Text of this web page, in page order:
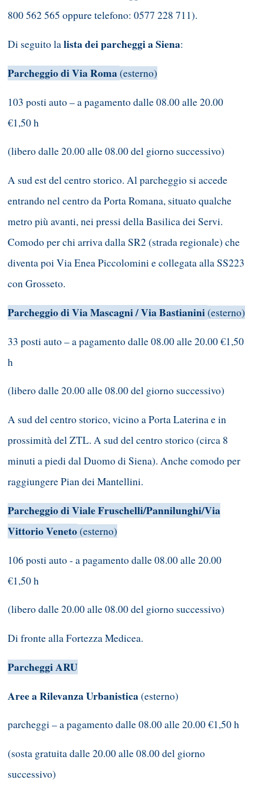
800 562 565 oppure telefono: 0577 228 711).
Di seguito lalista dei parcheggi a Siena:
Parcheggio di Via Roma (esterno)
103 posti auto – a pagamento dalle 08.00 alle 20.00
€1,50 h
(libero dalle 20.00 alle 08.00 del giorno successivo)
A sud est del centro storico. Al parcheggio si accede
entrando nel centro da Porta Romana, situato qualche
metro più avanti, nei pressi della Basilica dei Servi.
Comodo per chi arriva dalla SR2 (strada regionale) che
diventa poi Via Enea Piccolomini e collegata alla SS223
con Grosseto.
Parcheggio di Via Mascagni / Via Bastianini(esterno)
33 posti auto – a pagamento dalle 08.00 alle 20.00 €1,50
h
(libero dalle 20.00 alle 08.00 del giorno successivo)
A sud del centro storico, vicino a Porta Laterina e in
prossimità del ZTL. A sud del centro storico (circa 8
minuti a piedi dal Duomo di Siena). Anche comodo per
raggiungere Pian dei Mantellini.
Parcheggio di Viale Fruschelli/Pannilunghi/Via
Vittorio Veneto(esterno)
106 posti auto - a pagamento dalle 08.00 alle 20.00
€1,50 h
(libero dalle 20.00 alle 08.00 del giorno successivo)
Di fronte alla Fortezza Medicea.
Parcheggi ARU
Aree a Rilevanza Urbanistica(esterno)
parcheggi – a pagamento dalle 08.00 alle 20.00 €1,50 h
(sosta gratuita dalle 20.00 alle 08.00 del giorno
successivo)